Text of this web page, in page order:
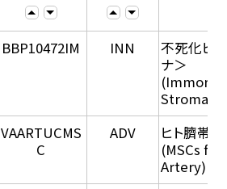
BBP10472IM INN
不死化ヒ
ナ＞
Stromal
VAARTUCMS
C
ADV
ヒト臍帯
(MSCs
Artery)